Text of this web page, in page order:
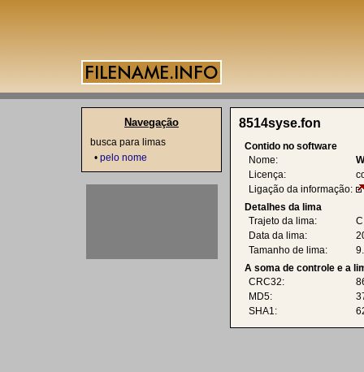
8514syse.fon
Contido no software
Nome:
Licença:
Ligação da informação:
Detalhes da lima
Trajeto da lima:
Data da lima:
Tamanho de lima:
A soma de controle e a
CRC32:
MD5:
SHA1:
Navegação
busca para limas
• pelo nome